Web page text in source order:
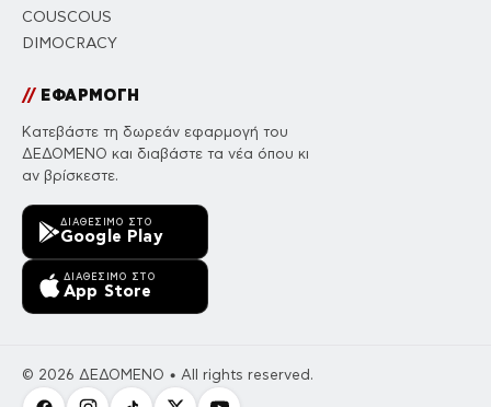
COUSCOUS
DIMOCRACY
//ΕΦΑΡΜΟΓΗ
Κατεβάστε τη δωρεάν εφαρμογή του
ΔΕΔΟΜΕΝΟ και διαβάστε τα νέα όπου κι
αν βρίσκεστε.
ΔΙΑΘΈΣΙΜΟ ΣΤΟ
Google Play
ΔΙΑΘΈΣΙΜΟ ΣΤΟ
App Store
© 2026 ΔΕΔΟΜΕΝΟ • All rights reserved.